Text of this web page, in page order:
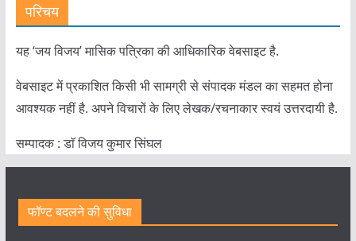
परिचय
यह ‘जय विजय’ मासिक पत्रिका की आधिकारिक वेबसाइट है.
वेबसाइट में प्रकाशित किसी भी सामग्री से संपादक मंडल का सहमत होना
आवश्यक नहीं है. अपने विचारों के लिए लेखक/रचनाकार स्वयं उत्तरदायी है.
सम्पादक : डाॅ विजय कुमार सिंघल
फॉण्ट बदलने की सुविधा